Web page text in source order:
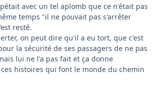
avec un tel aplomb que ce n'était pas
temps "il ne pouvait pas s'arrêter
resté.
on peut dire qu'il a eu tort, que c'est
la sécurité de ses passagers de ne pas
lui ne l'a pas fait et ça donne
histoires qui font le monde du chemin